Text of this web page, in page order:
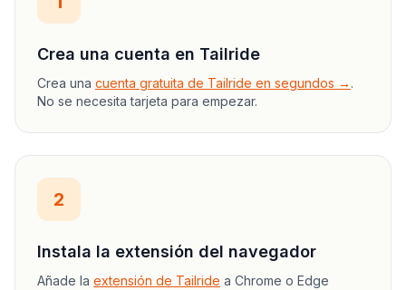
Crea una cuenta en Tailride
Crea una cuenta gratuita de Tailride en segundos → .
No se necesita tarjeta para empezar.
2
Instala la extensión del navegador
Añade la extensión de Tailride a Chrome o Edge